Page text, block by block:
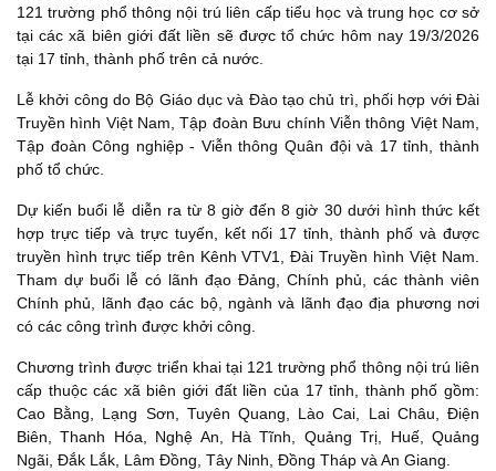
121 trường phổ thông nội trú liên cấp tiểu học và trung học cơ sở
tại các xã biên giới đất liền sẽ được tổ chức hôm nay 19/3/2026
tại 17 tỉnh, thành phố trên cả nước.
Lễ khởi công do Bộ Giáo dục và Đào tạo chủ trì, phối hợp với Đài
Truyền hình Việt Nam, Tập đoàn Bưu chính Viễn thông Việt Nam,
Tập đoàn Công nghiệp - Viễn thông Quân đội và 17 tỉnh, thành
phố tổ chức.
Dự kiến buổi lễ diễn ra từ 8 giờ đến 8 giờ 30 dưới hình thức kết
hợp trực tiếp và trực tuyến, kết nối 17 tỉnh, thành phố và được
truyền hình trực tiếp trên Kênh VTV1, Đài Truyền hình Việt Nam.
Tham dự buổi lễ có lãnh đạo Đảng, Chính phủ, các thành viên
Chính phủ, lãnh đạo các bộ, ngành và lãnh đạo địa phương nơi
có các công trình được khởi công.
Chương trình được triển khai tại 121 trường phổ thông nội trú liên
cấp thuộc các xã biên giới đất liền của 17 tỉnh, thành phố gồm:
Cao Bằng, Lạng Sơn, Tuyên Quang, Lào Cai, Lai Châu, Điện
Biên, Thanh Hóa, Nghệ An, Hà Tĩnh, Quảng Trị, Huế, Quảng
Ngãi, Đắk Lắk, Lâm Đồng, Tây Ninh, Đồng Tháp và An Giang.